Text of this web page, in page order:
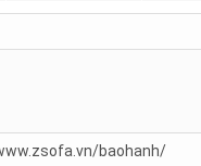
baohanh/